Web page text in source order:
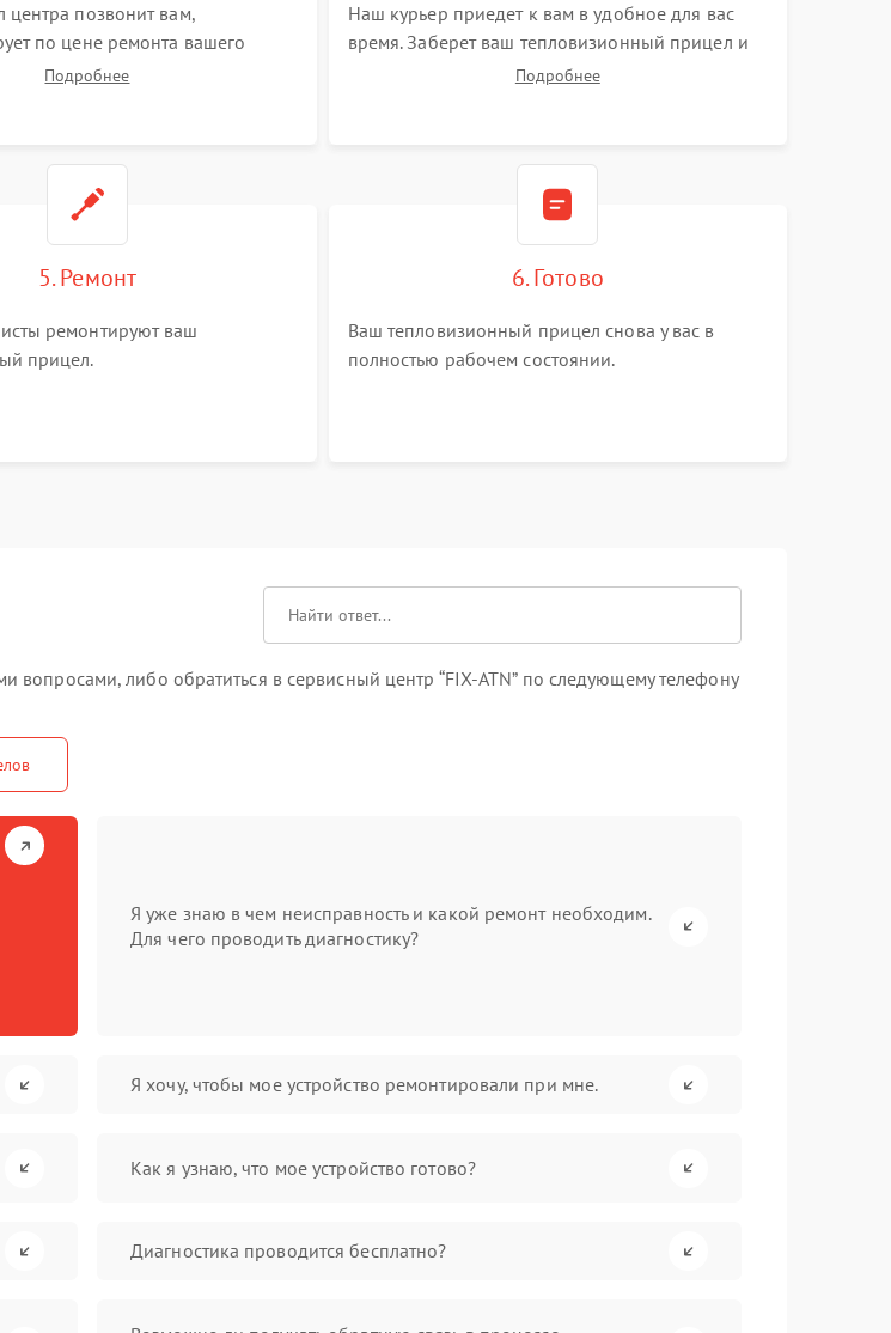
центра позвонит вам,
по цене ремонта вашего
прицела а также ответит на
Подробнее
Наш курьер приедет к вам в удобное для вас
время. Заберет ваш тепловизионный прицел и
привезет на склад для диагностики.
Подробнее
5. Ремонт
ремонтируют ваш
прицел.
6. Готово
Ваш тепловизионный прицел снова у вас в
полностью рабочем состоянии.
либо обратиться в сервисный центр “FIX-ATN” по следующему телефону
Я уже знаю в чем неисправность и какой ремонт необходим.
Для чего проводить диагностику?
Я хочу, чтобы мое устройство ремонтировали при мне.
Как я узнаю, что мое устройство готово?
Диагностика проводится бесплатно?